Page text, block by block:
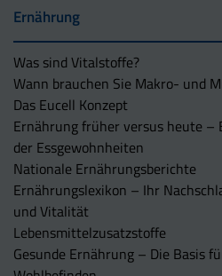
Ernährung
Was sind Vitalstoffe?
Wann brauchen Sie Makro- und
Das Eucell Konzept
Ernährung früher versus heute –
der Essgewohnheiten
Nationale Ernährungsberichte
Ernährungslexikon – Ihr
und Vitalität
Lebensmittelzusatzstoffe
Gesunde Ernährung – Die Basis